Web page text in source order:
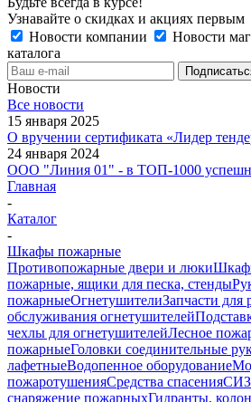
Узнавайте о скидках и акциях первым
Новости компании
Новости
каталога
Новости
Все новости
15 января 2025
О вручении сертификата «Лидер
24 января 2024
ООО "Линия 01" - в ТОП-1000
Главная
-
Каталог
-
Шкафы пожарные
Противопожарные двери и люки
пожарные, ящики для песка, стенды
пожарныеОгнетушителиЗапчасти для
обслуживания огнетушителей
чехлы для огнетушителейЛесное
пожарныеГоловки соединительные
лафетныеВодопенное оборудование
пожаротушенияСредства спасенияСИЗ
снаряжение пожарныхГидранты,